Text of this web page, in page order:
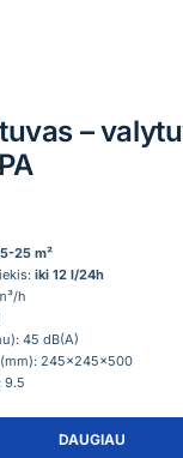
–
25 m²
iki 12 l/24h
h
45 dB(A)
245x245x500
9.5
DAUGIAU